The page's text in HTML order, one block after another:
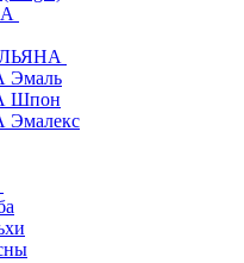
Шпон